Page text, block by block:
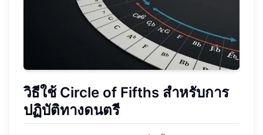
วิธีใช้ Circle of Fifths สำหรับการ
ปฏิบัติทางดนตรี